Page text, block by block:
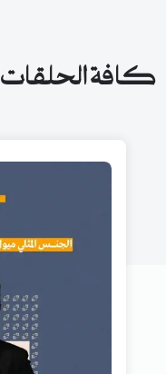
كافة الحلقات